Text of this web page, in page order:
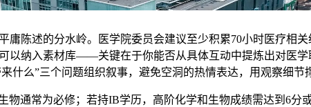
庸陈述的分水岭。医学院委员会建议至少积累70小时医疗相
以纳入素材库——关键在于你能否从具体互动中提炼出对医
什么”三个问题组织叙事，避免空洞的热情表达，用观察细节
物通常为必修；若持IB学历，高阶化学和生物成绩需达到6分